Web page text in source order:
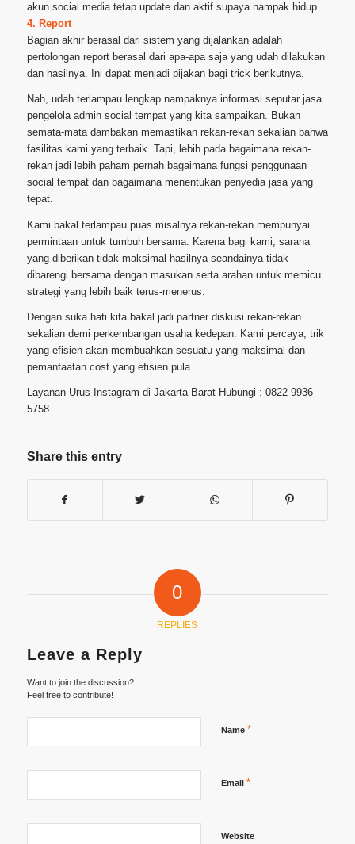
akun social media tetap update dan aktif supaya nampak hidup.
4. Report
Bagian akhir berasal dari sistem yang dijalankan adalah
pertolongan report berasal dari apa-apa saja yang udah dilakukan
dan hasilnya. Ini dapat menjadi pijakan bagi trick berikutnya.
Nah, udah terlampau lengkap nampaknya informasi seputar jasa
pengelola admin social tempat yang kita sampaikan. Bukan
semata-mata dambakan memastikan rekan-rekan sekalian bahwa
fasilitas kami yang terbaik. Tapi, lebih pada bagaimana rekan-
rekan jadi lebih paham pernah bagaimana fungsi penggunaan
social tempat dan bagaimana menentukan penyedia jasa yang
tepat.
Kami bakal terlampau puas misalnya rekan-rekan mempunyai
permintaan untuk tumbuh bersama. Karena bagi kami, sarana
yang diberikan tidak maksimal hasilnya seandainya tidak
dibarengi bersama dengan masukan serta arahan untuk memicu
strategi yang lebih baik terus-menerus.
Dengan suka hati kita bakal jadi partner diskusi rekan-rekan
sekalian demi perkembangan usaha kedepan. Kami percaya, trik
yang efisien akan membuahkan sesuatu yang maksimal dan
pemanfaatan cost yang efisien pula.
Layanan Urus Instagram di Jakarta Barat Hubungi : 0822 9936
5758
Share this entry
0
REPLIES
Leave a Reply
Want to join the discussion?
Feel free to contribute!
Name *
Email *
Website